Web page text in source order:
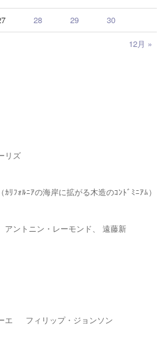
12月 »
28 29 30
リズ
ﾘﾌｫﾙﾆｱの海岸に拡がる木造のｺﾝﾄﾞﾐﾆｱﾑ）
アントニン・レーモンド、 遠藤新
エ フィリップ・ジョンソン